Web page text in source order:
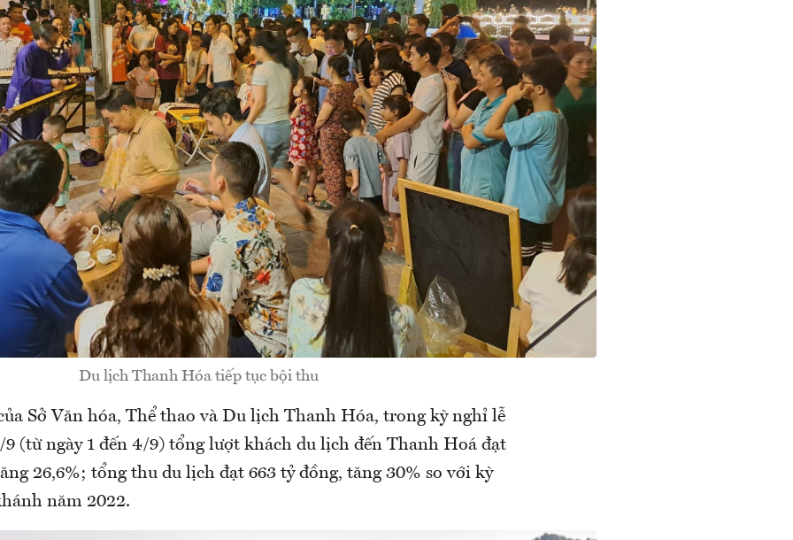
Du lịch Thanh Hóa tiếp tục bội thu
Sở Văn hóa, Thể thao và Du lịch Thanh Hóa, trong kỳ nghỉ lễ
(từ ngày 1 đến 4/9) tổng lượt khách du lịch đến Thanh Hoá đạt
26,6%; tổng thu du lịch đạt 663 tỷ đồng, tăng 30% so với kỳ
năm 2022.